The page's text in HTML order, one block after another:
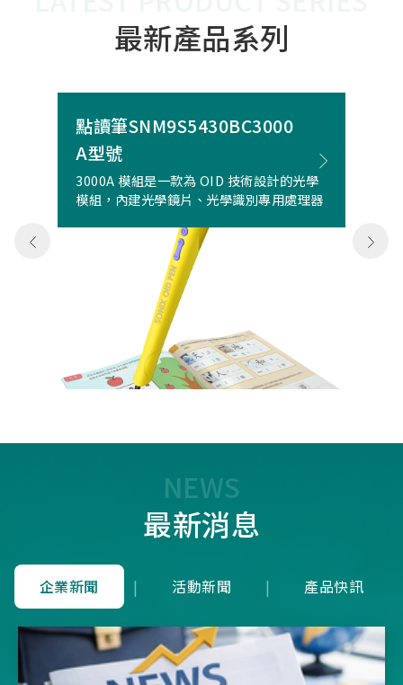
最新產品系列
點讀筆SNM9S5430BC3000
A型號
3000A 模組是一款為 OID 技術設計的光學
模組，內建光學鏡片、光學識別專用處理器
NEWS
最新消息
企業新聞 | 活動新聞 | 產品快訊